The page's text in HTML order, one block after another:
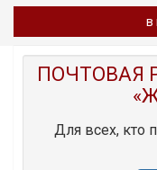
в
ПОЧТОВАЯ
Для всех, кто